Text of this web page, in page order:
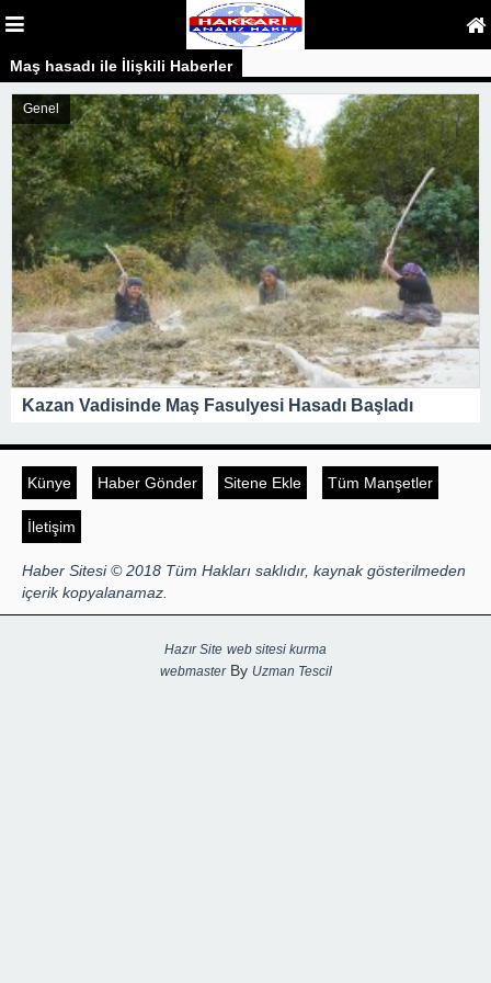
Maş hasadı ile İlişkili Haberler
Genel
Kazan Vadisinde Maş Fasulyesi Hasadı Başladı
Künye Haber Gönder Sitene Ekle Tüm Manşetler
İletişim
Haber Sitesi © 2018 Tüm Hakları saklıdır, kaynak gösterilmeden
içerik kopyalanamaz.
Hazır Site web sitesi kurma
webmasterBy Uzman Tescil